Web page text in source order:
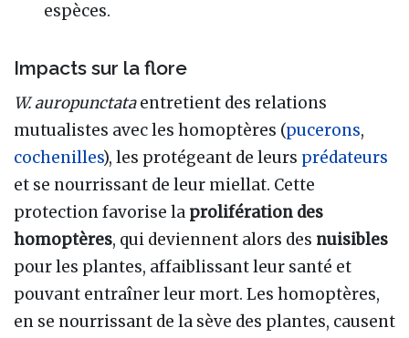
espèces.
Impacts sur la flore
W. auropunctataentretient des relations
mutualistes avec les homoptères (pucerons,
cochenilles), les protégeant de leurs prédateurs
et se nourrissant de leur miellat. Cette
protection favorise la prolifération des
homoptères, qui deviennent alors des nuisibles
pour les plantes, affaiblissant leur santé et
pouvant entraîner leur mort. Les homoptères,
en se nourrissant de la sève des plantes, causent